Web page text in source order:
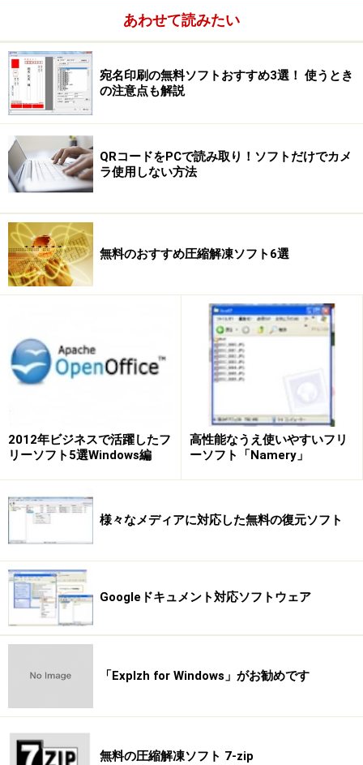
あわせて読みたい
宛名印刷の無料ソフトおすすめ3選！ 使うとき
の注意点も解説
QRコードをPCで読み取り！ソフトだけでカメ
ラ使用しない方法
無料のおすすめ圧縮解凍ソフト6選
2012年ビジネスで活躍したフ
リーソフト5選Windows編
高性能なうえ使いやすいフリ
ーソフト「Namery」
様々なメディアに対応した無料の復元ソフト
Googleドキュメント対応ソフトウェア
「Explzh for Windows」がお勧めです
無料の圧縮解凍ソフト 7-zip